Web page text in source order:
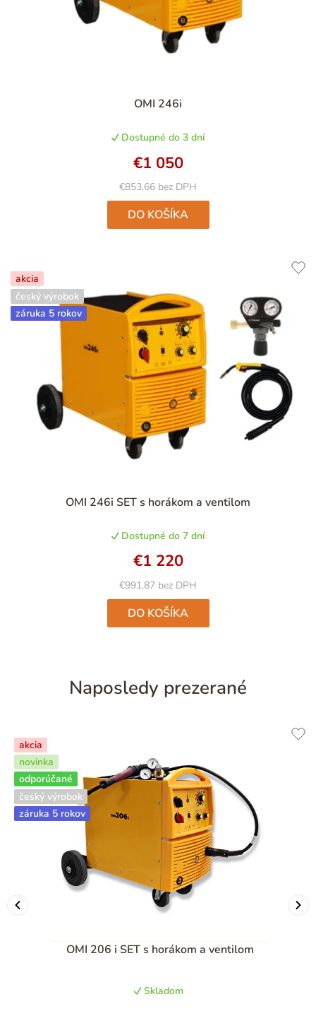
OMI 246i
Dostupné do 3 dní
€853,66 bez DPH
€1 050
DO KOŠÍKA
akcia
český výrobok
záruka 5 rokov
OMI 246i SET s horákom a ventilom
Dostupné do 7 dní
€991,87 bez DPH
€1 220
DO KOŠÍKA
Naposledy prezerané
akcia
novinka
odporúčané
český výrobok
záruka 5 rokov
OMI 206 i SET s horákom a ventilom
Skladom